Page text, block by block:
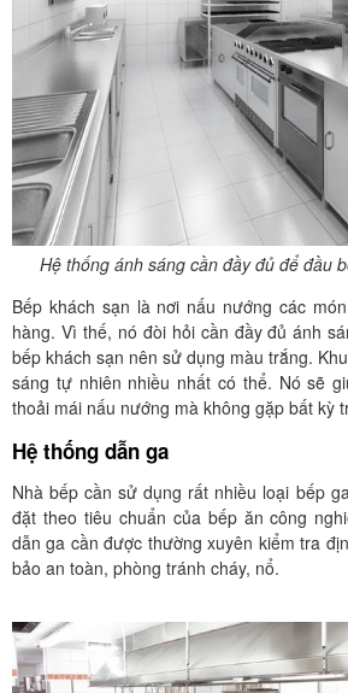
Hệ thống ánh sáng cần đầy đủ để đầu
Bếp khách sạn là nơi nấu nướng các
hàng. Vì thế, nó đòi hỏi cần đầy đủ ánh
bếp khách sạn nên sử dụng màu trắng.
sáng tự nhiên nhiều nhất có thể. Nó sẽ
thoải mái nấu nướng mà không gặp bất kỳ
Hệ thống dẫn ga
Nhà bếp cần sử dụng rất nhiều loại bếp
đặt theo tiêu chuẩn của bếp ăn công
dẫn ga cần được thường xuyên kiểm tra
bảo an toàn, phòng tránh cháy, nổ.